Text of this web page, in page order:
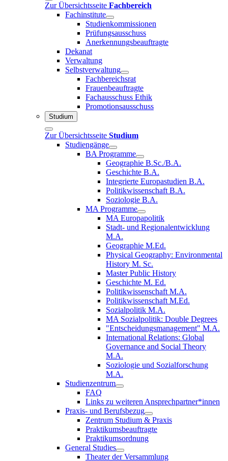
Zur Übersichtsseite Fachbereich
Fachinstitute
Studienkommissionen
Prüfungsausschuss
Anerkennungsbeauftragte
Dekanat
Verwaltung
Selbstverwaltung
Fachbereichsrat
Frauenbeauftragte
Fachausschuss Ethik
Promotionsausschuss
Studium
Zur Übersichtsseite Studium
Studiengänge
BA Programme
Geographie B.Sc./B.A.
Geschichte B.A.
Integrierte Europastudien B.A.
Politikwissenschaft B.A.
Soziologie B.A.
MA Programme
MA Europapolitik
Stadt- und Regionalentwicklung
M.A.
Geographie M.Ed.
Physical Geography: Environmental
History M. Sc.
Master Public History
Geschichte M. Ed.
Politikwissenschaft M.A.
Politikwissenschaft M.Ed.
Sozialpolitik M.A.
MA Sozialpolitik: Double Degrees
"Entscheidungsmanagement" M.A.
International Relations: Global
Governance and Social Theory
M.A.
Soziologie und Sozialforschung
M.A.
Studienzentrum
FAQ
Links zu weiteren Ansprechpartner*innen
Praxis- und Berufsbezug
Zentrum Studium & Praxis
Praktikumsbeauftragte
Praktikumsordnung
General Studies
Theater der Versammlung